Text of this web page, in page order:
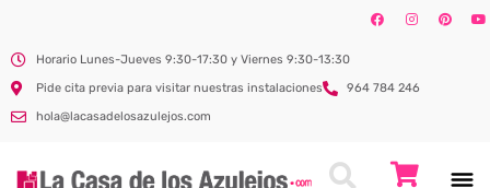
Horario Lunes-Jueves 9:30-17:30 y Viernes 9:30-13:30
Pide cita previa para visitar nuestras instalaciones
964 784 246
hola@lacasadelosazulejos.com